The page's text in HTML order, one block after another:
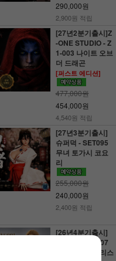
290,000원
2,900원 적립
[27년2분기출시]Z
-ONE STUDIO - Z
1-003 나이트 오브
더 드래곤
[퍼스트 에디션]
477,000원
454,000원
4,540원 적립
[27년3분기출시]
슈퍼덕 - SET095
무녀 토가시 코요
리
255,000원
240,000원
2,400원 적립
[26년4분기출시]
베리쿨 - VCD-07
A/B/C 여성 심리스